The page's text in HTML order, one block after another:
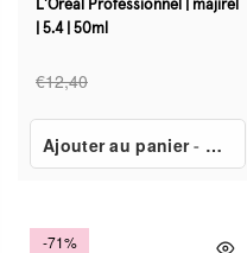
L'Oréal Professionnel | majirel
| 5.4 | 50ml
€12,40
Ajouter au panier- €6,14
-71%